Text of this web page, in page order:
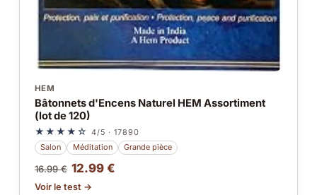
HEM
Bâtonnets d'Encens Naturel HEM Assortiment
(lot de 120)
★★★★☆ 4/5 · 17890
Salon
Méditation Grande pièce
16.99 € 12.99 €
Voir le test →